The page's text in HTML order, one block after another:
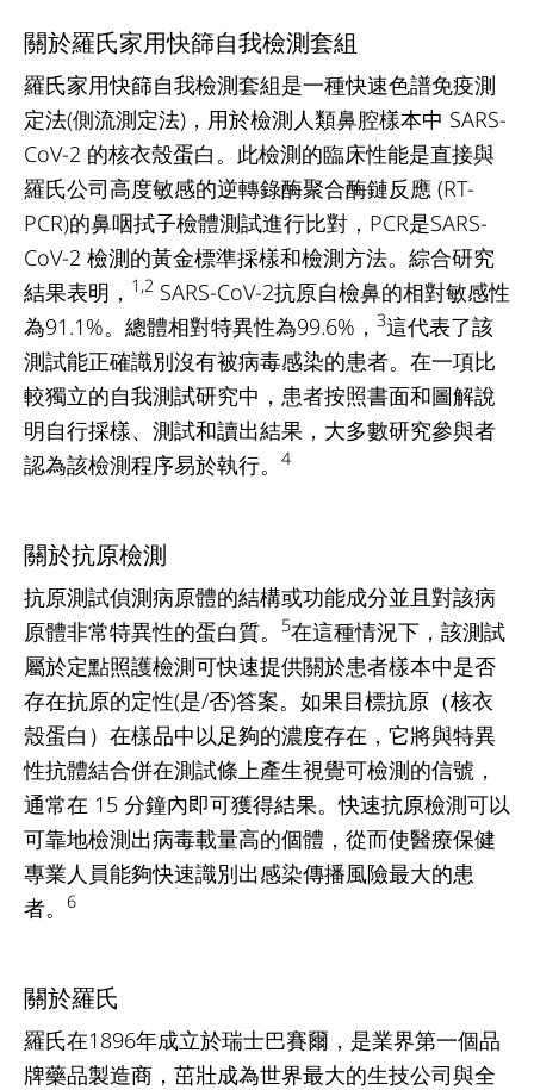
關於羅氏家用快篩自我檢測套組
羅氏家用快篩自我檢測套組是一種快速色譜免疫測
定法(側流測定法)，用於檢測人類鼻腔樣本中 SARS-
CoV-2 的核衣殼蛋白。此檢測的臨床性能是直接與
羅氏公司高度敏感的逆轉錄酶聚合酶鏈反應 (RT-
PCR)的鼻咽拭子檢體測試進行比對，PCR是SARS-
CoV-2 檢測的黃金標準採樣和檢測方法。綜合研究
結果表明， 1,2 SARS-CoV-2抗原自檢鼻的相對敏感性
為91.1%。總體相對特異性為99.6%， 3這代表了該
測試能正確識別沒有被病毒感染的患者。在一項比
較獨立的自我測試研究中，患者按照書面和圖解說
明自行採樣、測試和讀出結果，大多數研究參與者
認為該檢測程序易於執行。
4
關於抗原檢測
抗原測試偵測病原體的結構或功能成分並且對該病
原體非常特異性的蛋白質。
5在這種情況下，該測試
屬於定點照護檢測可快速提供關於患者樣本中是否
存在抗原的定性(是/否)答案。如果目標抗原（核衣
殼蛋白）在樣品中以足夠的濃度存在，它將與特異
性抗體結合併在測試條上產生視覺可檢測的信號，
通常在 15 分鐘內即可獲得結果。快速抗原檢測可以
可靠地檢測出病毒載量高的個體，從而使醫療保健
專業人員能夠快速識別出感染傳播風險最大的患
者。
6
關於羅氏
羅氏在1896年成立於瑞士巴賽爾，是業界第一個品
牌藥品製造商，茁壯成為世界最大的生技公司與全